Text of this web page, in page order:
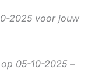
2025 voor jouw
05-10-2025 –